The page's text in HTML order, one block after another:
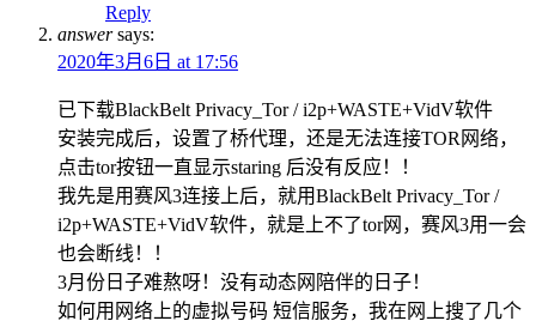
Reply
answer says:
2020年3月6日 at 17:56
已下载BlackBelt Privacy_Tor / i2p+WASTE+VidV软件
安装完成后，设置了桥代理，还是无法连接TOR网络，
点击tor按钮一直显示staring 后没有反应！！
我先是用赛风3连接上后，就用BlackBelt Privacy_Tor /
i2p+WASTE+VidV软件，就是上不了tor网，赛风3用一会
也会断线！！
3月份日子难熬呀！没有动态网陪伴的日子！
如何用网络上的虚拟号码 短信服务，我在网上搜了几个